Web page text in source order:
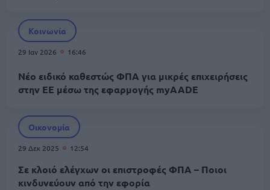
Κοινωνία
29 Ιαν 2026 16:46
Νέο ειδικό καθεστώς ΦΠΑ για μικρές επιχειρήσεις
στην ΕΕ μέσω της εφαρμογής myAADE
Οικονομία
29 Δεκ 2025 12:54
Σε κλοιό ελέγχων οι επιστροφές ΦΠΑ – Ποιοι
κινδυνεύουν από την εφορία